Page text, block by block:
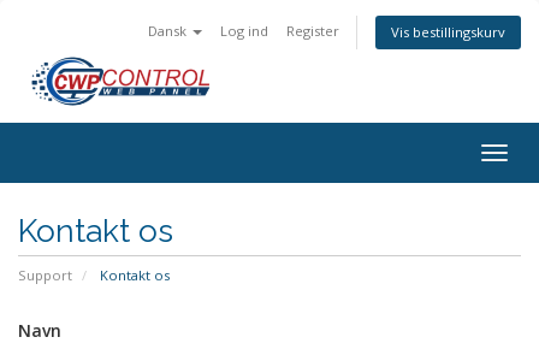
Dansk Log ind Register Vis bestillingskurv
Kontakt os
Support Kontakt os
Navn